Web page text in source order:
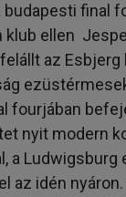
final
klub ellen
az Esbjerg
fourjában
nyit modern
a
az idén nyáron.